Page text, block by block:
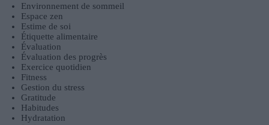
Environnement de sommeil
Espace zen
Estime de soi
Étiquette alimentaire
Évaluation
Évaluation des progrès
Exercice quotidien
Fitness
Gestion du stress
Gratitude
Habitudes
Hydratation